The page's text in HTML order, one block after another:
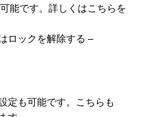
能です。詳しくはこちらを
ロックを解除する –
定も可能です。こちらも